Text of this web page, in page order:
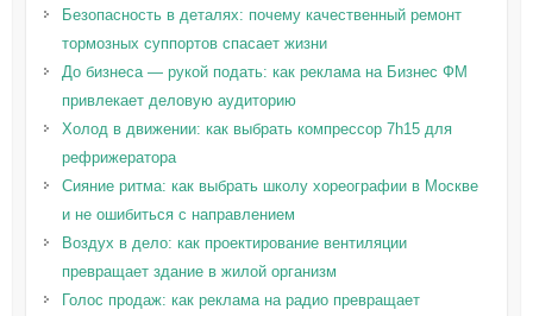
Безопасность в деталях: почему качественный ремонт
тормозных суппортов спасает жизни
До бизнеса — рукой подать: как реклама на Бизнес ФМ
привлекает деловую аудиторию
Холод в движении: как выбрать компрессор 7h15 для
рефрижератора
Сияние ритма: как выбрать школу хореографии в Москве
и не ошибиться с направлением
Воздух в дело: как проектирование вентиляции
превращает здание в жилой организм
Голос продаж: как реклама на радио превращает